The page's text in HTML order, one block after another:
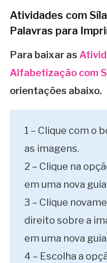
Atividades com
Palavras para
Para baixar as
Alfabetização com
orientações abaixo.
1 – Clique com o
as imagens.
2 – Clique na
em uma nova
3 – Clique
direito sobre a
em uma nova
4 – Escolha a